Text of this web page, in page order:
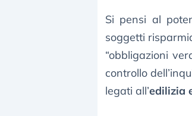
Si pensi al
soggetti
“obbligazioni
controllo
legati all’edilizia